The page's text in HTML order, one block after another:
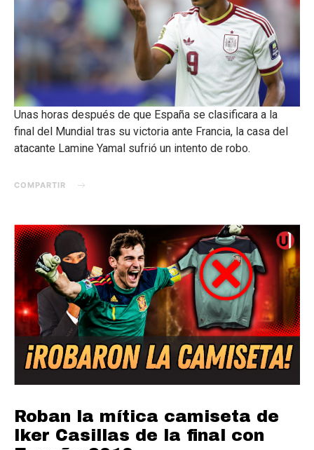
Unas horas después de que España se clasificara a la
final del Mundial tras su victoria ante Francia, la casa del
atacante Lamine Yamal sufrió un intento de robo.
COMPARTIR
Roban la mítica camiseta de
Iker Casillas de la final con